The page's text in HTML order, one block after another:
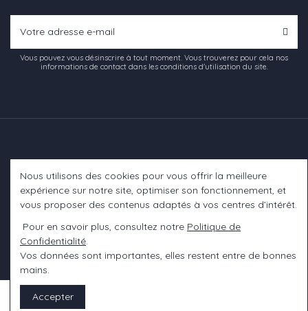
Vous pouvez vous désinscrire à tout moment. Vous trouverez pour cela nos
informations de contact dans les conditions d'utilisation du site.
Informations
Contact us
Nous utilisons des cookies pour vous offrir la meilleure
expérience sur notre site, optimiser son fonctionnement, et
vous proposer des contenus adaptés à vos centres d’intérêt.
Pour en savoir plus, consultez notre Politique de
Confidentialité.
Vos données sont importantes, elles restent entre de bonnes
mains.
Accepter